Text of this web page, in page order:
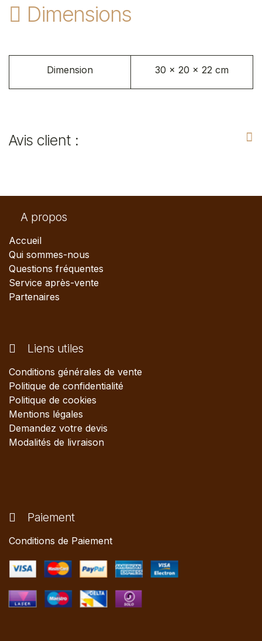
Dimensions
Dimension 30 x 20 x 22 cm
Avis client :
A propos
Accueil
Qui sommes-nous
Questions fréquentes
Service après-vente
Partenaires
Liens utiles
Conditions générales de vente
Politique de confidentialité
Politique de cookies
Mentions légales
Demandez votre devis
Modalités de livraison
Paiement
Conditions de Paiement